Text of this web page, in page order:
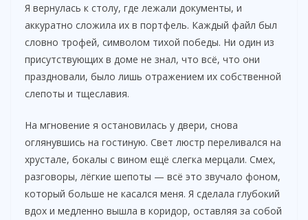
Я вернулась к столу, где лежали документы, и
аккуратно сложила их в портфель. Каждый файл был
словно трофей, символом тихой победы. Ни один из
присутствующих в доме не знал, что всё, что они
праздновали, было лишь отражением их собственной
слепоты и тщеславия.
На мгновение я остановилась у двери, снова
оглянувшись на гостиную. Свет люстр переливался на
хрустале, бокалы с вином ещё слегка мерцали. Смех,
разговоры, лёгкие шепоты — всё это звучало фоном,
который больше не касался меня. Я сделала глубокий
вдох и медленно вышла в коридор, оставляя за собой